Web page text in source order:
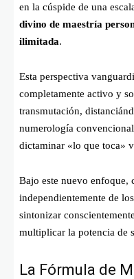
en la cúspide de una
divino de maestría
ilimitada.
Esta perspectiva
completamente activo y
transmutación,
numerología
dictaminar «lo que toca»
Bajo este nuevo enfoque,
independientemente de
sintonizar
multiplicar la potencia de
La Fórmula de